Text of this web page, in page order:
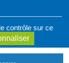
Web Cibleweb
-Nettoyage
contrôle sur ce